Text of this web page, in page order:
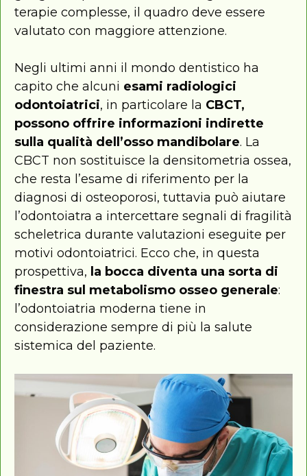
terapie complesse, il quadro deve essere
valutato con maggiore attenzione.
Negli ultimi anni il mondo dentistico ha
capito che alcuni esami radiologici
odontoiatrici, in particolare la CBCT,
possono offrire informazioni indirette
sulla qualità dell’osso mandibolare. La
CBCT non sostituisce la densitometria ossea,
che resta l’esame di riferimento per la
diagnosi di osteoporosi, tuttavia può aiutare
l’odontoiatra a intercettare segnali di fragilità
scheletrica durante valutazioni eseguite per
motivi odontoiatrici. Ecco che, in questa
prospettiva, la bocca diventa una sorta di
finestra sul metabolismo osseo generale:
l’odontoiatria moderna tiene in
considerazione sempre di più la salute
sistemica del paziente.